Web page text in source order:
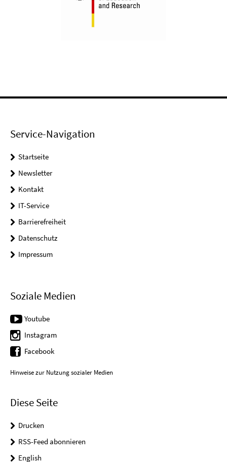
Service-Navigation
Startseite
Newsletter
Kontakt
IT-Service
Barrierefreiheit
Datenschutz
Impressum
Soziale Medien
Youtube
Instagram
Facebook
Hinweise zur Nutzung sozialer Medien
Diese Seite
Drucken
RSS-Feed abonnieren
English